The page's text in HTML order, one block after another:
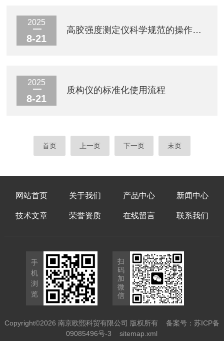
2025
8-21
高胶强度测定仪科学规范的操作流程介绍
2025
8-21
质构仪的标准化使用流程
首页 上一页 下一页 末页
网站首页 关于我们 产品中心 新闻中心
技术文章 荣誉资质 在线留言 联系我们
手
机
浏
览
扫
码
加
微
信
Copyright©2026 南京欧熙科贸有限公司 版权所有 备案号：苏ICP备
09085496号-3
sitemap.xml